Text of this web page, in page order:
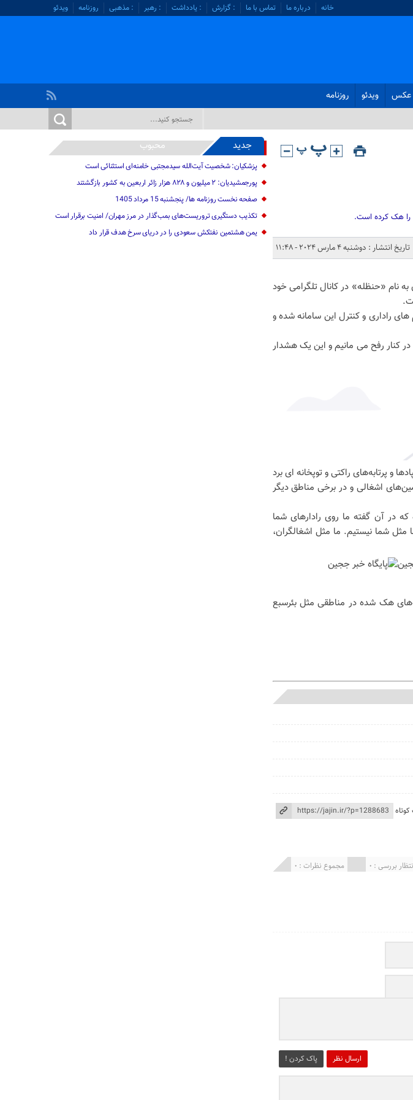
خانه درباره ما تماس با ما : گزارش : یادداشت : رهبر : مذهبی روزنامه ویدئو
عکس ویدئو روزنامه
را هک کرده است.
تاریخ انتشار : دوشنبه 4 مارس 2024 - 11:48
نام «حنظله» در کانال تلگرامی خود
راداری و کنترل این سامانه شده و
کنار رفح می مانیم و این یک هشدار
و پرتابه‌های راکتی و توپخانه ای برد
اشغالی و در برخی مناطق دیگر
در آن گفته ما روی رادارهای شما
شما نیستیم. ما مثل اشغالگران،
هک شده در مناطقی مثل بئرسبع
کوتاه
مجموع نظرات : 0 بررسی : 0
ارسال نظر پاک کردن !
جدید محبوب
پزشکیان: شخصیت آیت‌الله سیدمجتبی خامنه‌ای استثنائی است
پورجمشیدیان: ۲ میلیون و ۸۲۸ هزار زائر اربعین به کشور بازگشتند
صفحه نخست روزنامه ها/ پنجشنبه 15 مرداد 1405
تکذیب دستگیری تروریست‌های بمب‌گذار در مرز مهران/ امنیت برقرار است
یمن هشتمین نفتکش سعودی را در دریای سرخ هدف قرار داد